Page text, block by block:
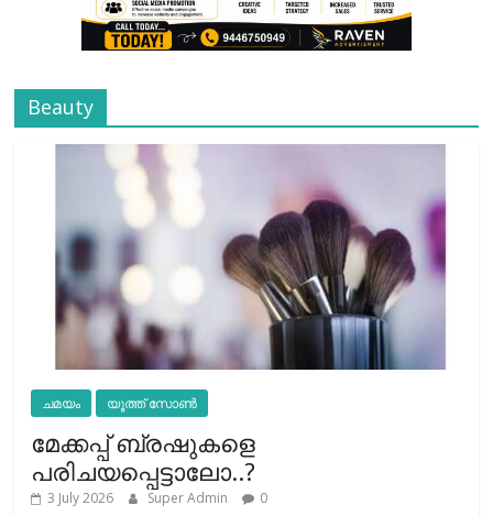
Beauty
ചമയം യൂത്ത് സോൺ
മേക്കപ്പ് ബ്രഷുകളെ
പരിചയപ്പെട്ടാലോ..?
3 July 2026 Super Admin 0